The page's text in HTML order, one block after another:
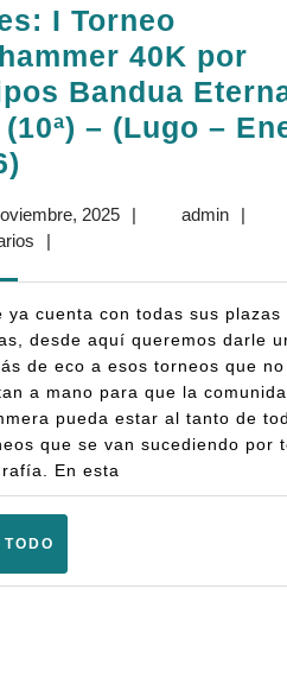
I Torneo
40K por
Bandua
– (Lugo –
Torneo
40K
por
equipos
Bandua
Eternal
War
(10ª)
–
(Lugo
202518| adminadmin
|
|
ya cuenta con todas sus plazas
desde aquí queremos darle
de eco a esos torneos que
a mano para que la
pueda estar al tanto de
que se van sucediendo por
En esta